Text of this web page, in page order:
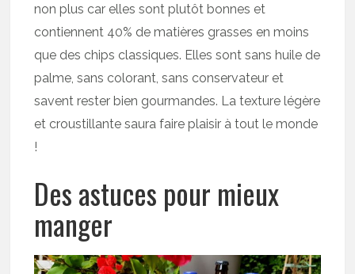
non plus car elles sont plutôt bonnes et
contiennent 40% de matières grasses en moins
que des chips classiques. Elles sont sans huile de
palme, sans colorant, sans conservateur et
savent rester bien gourmandes. La texture légère
et croustillante saura faire plaisir à tout le monde
!
Des astuces pour mieux
manger